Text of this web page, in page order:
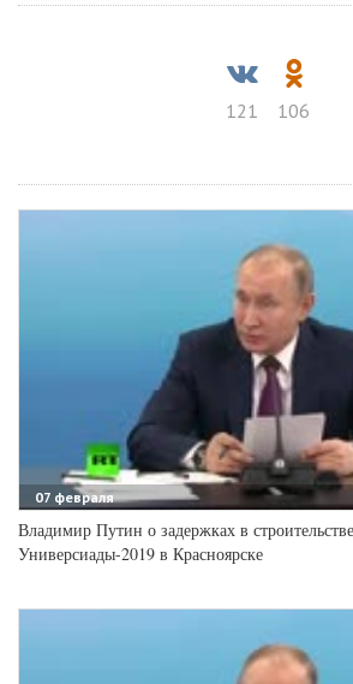
121 106
07 февраля
Владимир Путин о задержках в
Универсиады-2019 в Красноярске